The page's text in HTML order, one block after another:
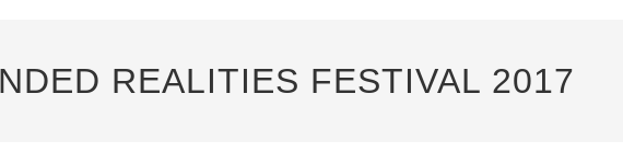
REALITIES FESTIVAL 2017